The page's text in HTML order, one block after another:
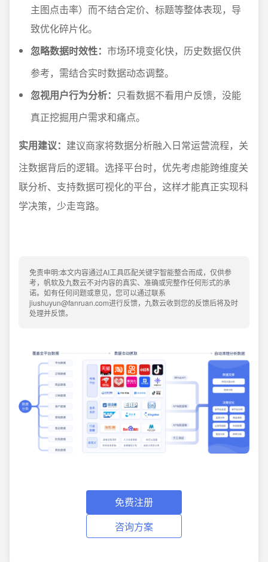
主图点击率）而不结合定价、标题等整体表现，导
致优化碎片化。
忽略数据时效性： 市场环境变化快，历史数据仅供
参考，需结合实时数据动态调整。
忽视用户行为分析： 只看数据不看用户反馈，没能
真正挖掘用户需求和痛点。
实用建议： 建议商家将数据分析融入日常运营流程，关
注数据背后的逻辑。选择平台时，优先考虑能跨维度关
联分析、支持数据可视化的平台，这样才能真正实现科
学决策，少走弯路。
免责申明:本文内容通过AI工具匹配关键字智能整合而成，仅供参
考，帆软及九数云不对内容的真实、准确或完整作任何形式的承
诺。如有任何问题或意见，您可以通过联系
jiushuyun@fanruan.com进行反馈，九数云收到您的反馈后将及时
处理并反馈。
免费注册
咨询方案